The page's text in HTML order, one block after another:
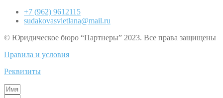
+7 (962) 9612115
sudakovasvietlana@mail.ru
© Юридическое бюро “Партнеры” 2023. Все права защищены
Правила и условия
Реквизиты